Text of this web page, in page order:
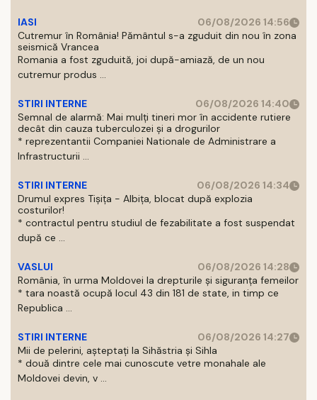
IASI
06/08/2026 14:56
Cutremur în România! Pământul s-a zguduit din nou în zona
seismică Vrancea
Romania a fost zguduită, joi după-amiază, de un nou
cutremur produs ...
STIRI INTERNE
06/08/2026 14:40
Semnal de alarmă: Mai mulți tineri mor în accidente rutiere
decât din cauza tuberculozei și a drogurilor
* reprezentantii Companiei Nationale de Administrare a
Infrastructurii ...
STIRI INTERNE
06/08/2026 14:34
Drumul expres Tișița - Albița, blocat după explozia
costurilor!
* contractul pentru studiul de fezabilitate a fost suspendat
după ce ...
VASLUI
06/08/2026 14:28
România, în urma Moldovei la drepturile și siguranța femeilor
* tara noastă ocupă locul 43 din 181 de state, in timp ce
Republica ...
STIRI INTERNE
06/08/2026 14:27
Mii de pelerini, așteptați la Sihăstria și Sihla
* două dintre cele mai cunoscute vetre monahale ale
Moldovei devin, v ...